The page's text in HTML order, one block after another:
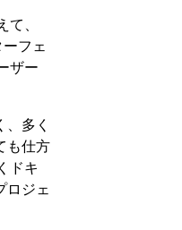
、
フェ
ザー
多く
も仕方
ドキ
ロジェ